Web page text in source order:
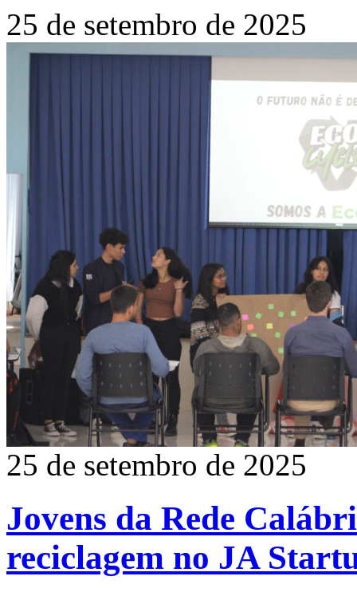
25 de setembro de 2025
25 de setembro de 2025
Jovens da Rede
reciclagem no JA